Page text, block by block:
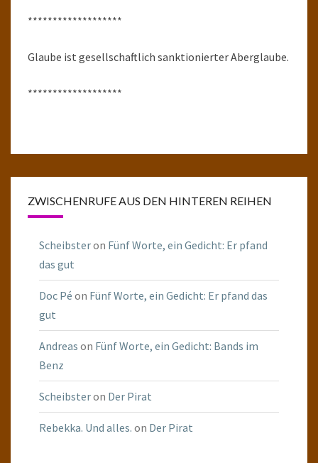
*******************
Glaube ist gesellschaftlich sanktionierter Aberglaube.
*******************
ZWISCHENRUFE AUS DEN HINTEREN REIHEN
Scheibsteron Fünf Worte, ein Gedicht: Er pfand
das gut
Doc Pé on Fünf Worte, ein Gedicht: Er pfand das
gut
Andreas on Fünf Worte, ein Gedicht: Bands im
Benz
Scheibsteron Der Pirat
Rebekka. Und alles. on Der Pirat